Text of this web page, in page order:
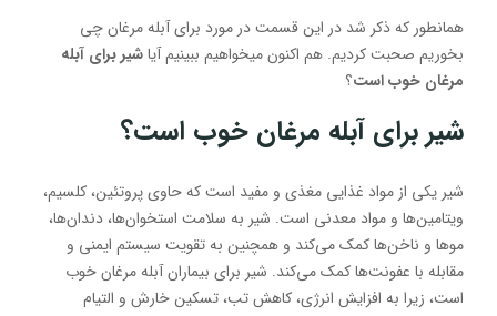
همانطور که ذکر شد در این قسمت در مورد برای آبله مرغان چی
بخوریم صحبت کردیم. هم اکنون میخواهیم ببینیم آیاشیر برای آبله
مرغان خوب است؟
شیر برای آبله مرغان خوب است؟
شیر یکی از مواد غذایی مغذی و مفید است که حاوی پروتئین، کلسیم،
ویتامین‌ها و مواد معدنی است. شیر به سلامت استخوان‌ها، دندان‌ها،
موها و ناخن‌ها کمک می‌کند و همچنین به تقویت سیستم ایمنی و
مقابله با عفونت‌ها کمک می‌کند. شیر برای بیماران آبله مرغان خوب
است، زیرا به افزایش انرژی، کاهش تب، تسکین خارش و التیام